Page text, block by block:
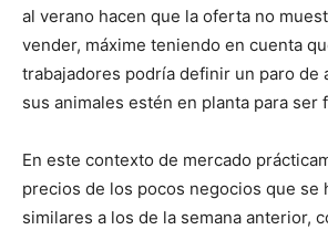
al verano hacen que la oferta no
vender, máxime teniendo en cuenta
trabajadores podría definir un paro de
sus animales estén en planta para ser
En este contexto de mercado
precios de los pocos negocios que se
similares a los de la semana anterior,